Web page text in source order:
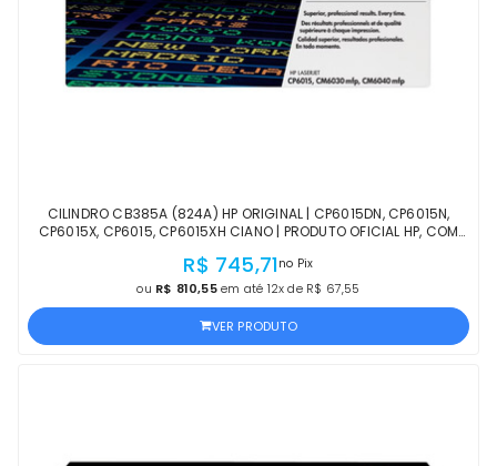
CILINDRO CB385A (824A) HP ORIGINAL | CP6015DN, CP6015N,
CP6015X, CP6015, CP6015XH CIANO | PRODUTO OFICIAL HP, COM
R$ 745,71no Pix
ou R$ 810,55em até 12x de R$ 67,55
VER PRODUTO